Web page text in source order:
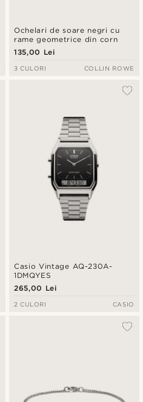
Ochelari de soare negri cu
rame geometrice din corn
135,00 Lei
3 CULORI COLLIN ROWE
Casio Vintage AQ-230A-
1DMQYES
265,00 Lei
2 CULORI CASIO